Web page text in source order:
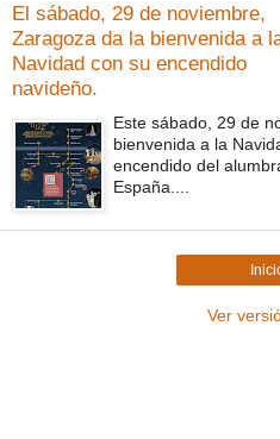
El sábado, 29 de noviembre,
Zaragoza da la bienvenida a
Navidad con su encendido
navideño.
Este sábado, 29 de
bienvenida a la
encendido del
España....
Ver